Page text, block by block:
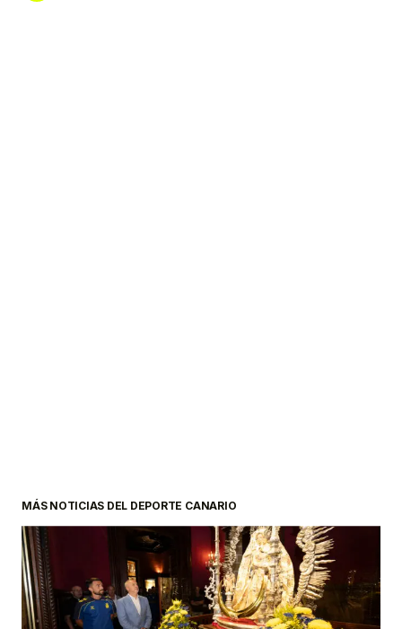
MÁS NOTICIAS DEL DEPORTE CANARIO